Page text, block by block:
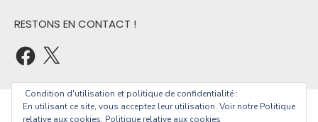
RESTONS EN CONTACT !
© 2026 Christophe Geourjon
Condition d'utilisation et politique de confidentialité :
En utilisant ce site, vous acceptez leur utilisation. Voir notre Politique
relative aux cookies. Politique relative aux cookies